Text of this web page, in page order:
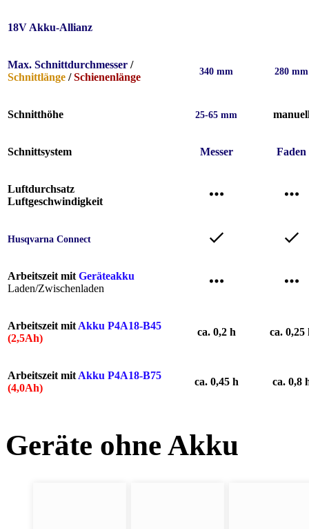
18V Akku-Allianz
Max. Schnittdurchmesser /
Schnittlänge /Schienenlänge 340 mm 280 mm
Schnitthöhe 25-65 mm
Schnittsystem Messer Faden
Luftdurchsatz
Luftgeschwindigkeit
Husqvarna Connect
Arbeitszeit mit Geräteakku
Laden/Zwischenladen
Arbeitszeit mit Akku P4A18-B45
(2,5Ah)
ca. 0,2 h ca. 0,25
Arbeitszeit mit Akku P4A18-B75
(4,0Ah)
ca. 0,45 h ca. 0,8
Geräte ohne Akku